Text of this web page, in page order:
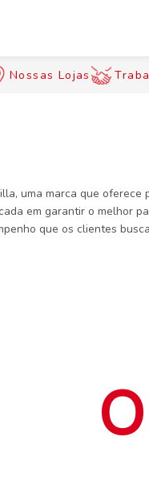
Nossas Lojas
uma marca que
em garantir o melhor
que os clientes